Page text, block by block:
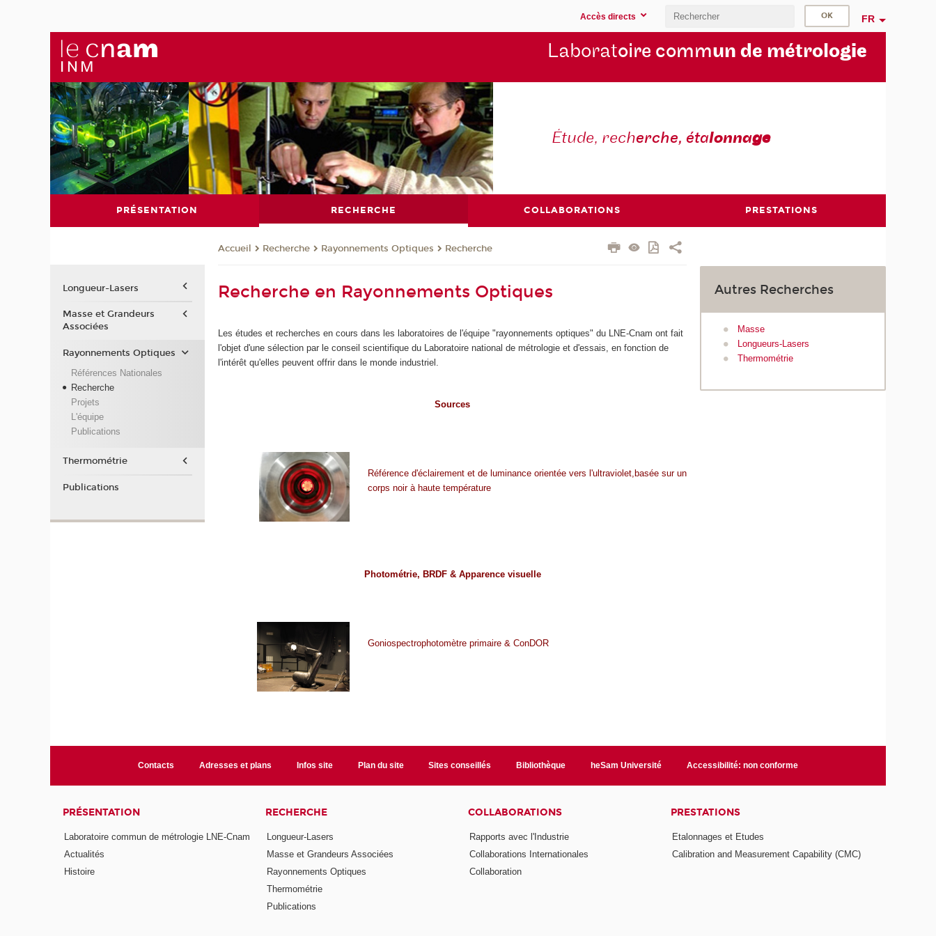
Accès directs FR
Laboratoire commun de métrologie
Étude, recherche, étalonnage
PRÉSENTATION RECHERCHE COLLABORATIONS PRESTATIONS
Accueil Recherche Rayonnements Optiques Recherche
Recherche en Rayonnements Optiques
Les études et recherches en cours dans les laboratoires de l'équipe "rayonnements optiques" du LNE-Cnam ont fait
l'objet d'une sélection par le conseil scientifique du Laboratoire national de métrologie et d'essais, en fonction de
l'intérêt qu'elles peuvent offrir dans le monde industriel.
Sources
Référence d'éclairement et de luminance orientée vers l'ultraviolet,basée sur un
corps noir à haute température
Photométrie, BRDF & Apparence visuelle
Goniospectrophotomètre primaire& ConDOR
Autres Recherches
Masse
Longueurs-Lasers
Thermométrie
Longueur-Lasers
Masse et Grandeurs
Associées
Rayonnements Optiques
Références Nationales
Recherche
Projets
L'équipe
Publications
Thermométrie
Publications
Contacts Adresses et plans Infos site Plan du site Sites conseillés Bibliothèque heSam Université Accessibilité: non conforme
PRÉSENTATION
Laboratoire commun de métrologie LNE-Cnam
Actualités
Histoire
RECHERCHE
Longueur-Lasers
Masse et Grandeurs Associées
Rayonnements Optiques
Thermométrie
Publications
COLLABORATIONS
Rapports avec l'Industrie
Collaborations Internationales
Collaboration
PRESTATIONS
Etalonnages et Etudes
Calibration and Measurement Capability (CMC)